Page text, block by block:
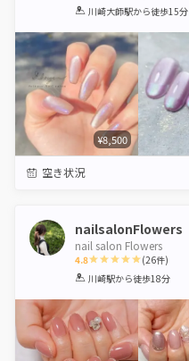
1 2 3 4 5
川崎大師駅から徒歩15分
¥8,500
空き状況
nailsalonFlowers
nail salon Flowers
4.8
1 2 3 4 5
(26件)
川崎駅から徒歩18分